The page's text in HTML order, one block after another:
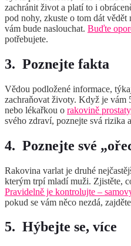
zachránit život a platí to i
pod nohy, zkuste o tom dát
vám bude naslouchat. Buďte
potřebujete.
3. Poznejte fakta
Vědou podložené informace,
zachraňovat životy. Když je vám
nebo lékařkou o rakovině prostaty
svého zdraví, poznejte svá rizika
4. Poznejte své
Rakovina varlat je druhé
kterým trpí mladí muži. Zjistěte,
Pravidelně je kontrolujte –
pokud se vám něco nezdá,
5. Hýbejte se, více